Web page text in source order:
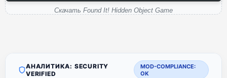
Скачать Found It! Hidden Object Game
АНАЛИТИКА: SECURITY
VERIFIED
MOD-COMPLIANCE:
OK